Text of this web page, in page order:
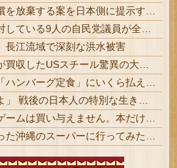
韓国政府、謝罪をすれば賠償を放棄する案を日本側に提示するも拒否される＝韓国の反応
高市政権の消費税減税に反対している9人の自民党議員が全て判明ｗｗｗｗｗｗ #悲報 | 反対なら離党しろよ…
長江流域で深刻な洪水被害
海外「素晴らしい！」日本が買収したUSスチール驚異の大復活に米国人が大喜び
【画像あり】お前らはこの「ハンバーグ定食」にいくら払える？
海外「日本は戦勝国なんだよ」 戦後の日本人の特別な生き様に各国から称賛の声
【悲報】親「うちの子にはゲームは買い与えません。本だけで十分」→結果
韓国人「台風で品不足になった沖縄のスーパーに行ってみたら、なぜか辛ラーメンだけ売れ残っていたんです…」